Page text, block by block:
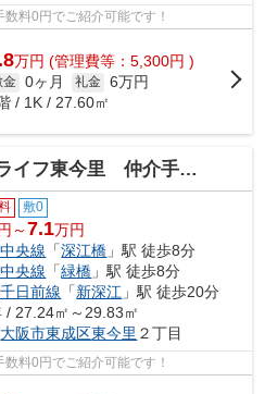
料0円でご紹介可能です！
万円 (管理費等：5,300円 )
金 0ヶ月 礼金 6万円
/ 1K / 27.60㎡
フ東今里 仲介手数料無料
敷0
～7.1万円
央線 「深江橋 」駅 徒歩8分
央線 「緑橋 」駅 徒歩8分
日前線 「新深江 」駅 徒歩20分
/ 27.24㎡～29.83㎡
大阪市東成区東今里 ２丁目
料0円でご紹介可能です！